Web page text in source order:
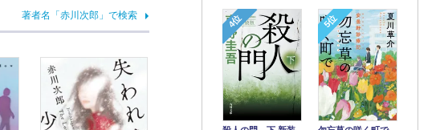
4位 5位
著者名「赤川次郎」で検索